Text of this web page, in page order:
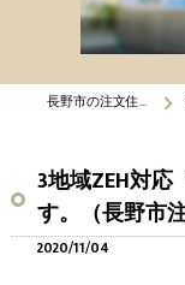
長野市の注文住宅はHOPE建築工房
3地域ZEH対
す。（長野市
2020/11/04